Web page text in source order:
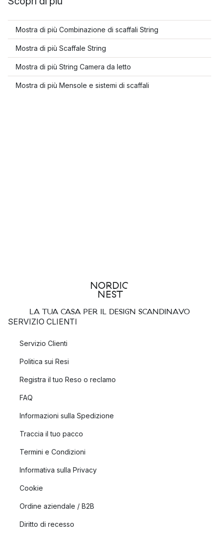
Mostra di più Combinazione di scaffali String
Mostra di più Scaffale String
Mostra di più String Camera da letto
Mostra di più Mensole e sistemi di scaffali
LA TUA CASA PER IL DESIGN SCANDINAVO
SERVIZIO CLIENTI
Servizio Clienti
Politica sui Resi
Registra il tuo Reso o reclamo
FAQ
Informazioni sulla Spedizione
Traccia il tuo pacco
Termini e Condizioni
Informativa sulla Privacy
Cookie
Ordine aziendale / B2B
Diritto di recesso